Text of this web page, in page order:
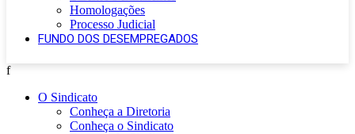
Homologações
Processo Judicial
FUNDO DOS DESEMPREGADOS
f
O Sindicato
Conheça a Diretoria
Conheça o Sindicato